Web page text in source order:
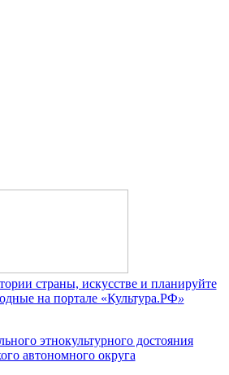
страны, искусстве и планируйте
на портале «Культура.РФ»
этнокультурного достояния
автономного округа